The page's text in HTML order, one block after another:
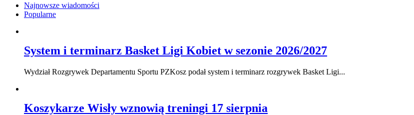
Najnowsze wiadomości
Popularne
System i terminarz Basket Ligi Kobiet w sezonie 2026/2027
Wydział Rozgrywek Departamentu Sportu PZKosz podał system i terminarz rozgrywek Basket Ligi...
Koszykarze Wisły wznowią treningi 17 sierpnia